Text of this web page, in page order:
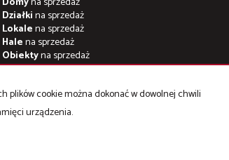
Działkina sprzedaż
Lokalena sprzedaż
Halena sprzedaż
Obiektyna sprzedaż
plików cookie można dokonać w dowolnej chwili
urządzenia.